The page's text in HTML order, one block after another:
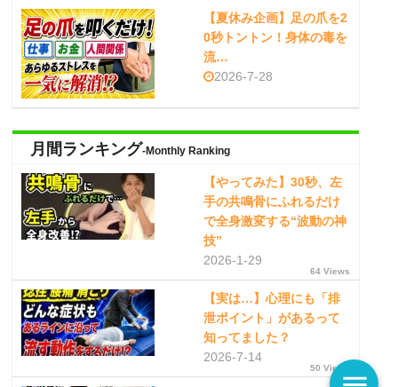
【夏休み企画】足の爪を2
0秒トントン！身体の毒を
流…
2026-7-28
月間ランキング-Monthly Ranking
【やってみた】30秒、左
手の共鳴骨にふれるだけ
で全身激変する“波動の神
技”
2026-1-29
64 Views
【実は…】心理にも「排
泄ポイント」があるって
知ってました？
2026-7-14
50 Views